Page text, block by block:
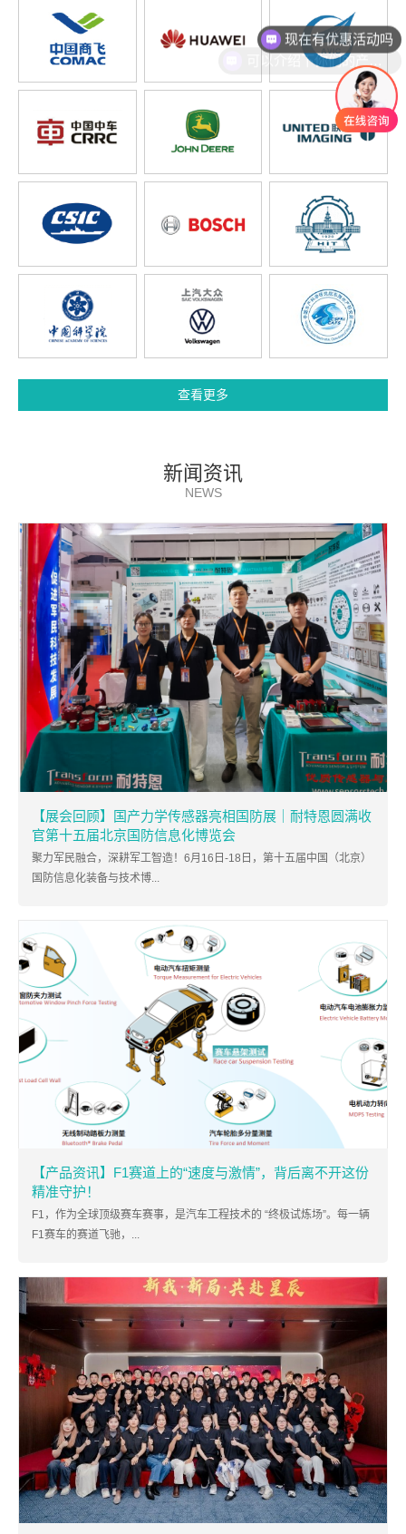
查看更多
新闻资讯
NEWS
【展会回顾】国产力学传感器亮相国防展｜耐特恩圆满收
官第十五届北京国防信息化博览会
聚力军民融合，深耕军工智造！6月16日-18日，第十五届中国（北京）
国防信息化装备与技术博...
【产品资讯】F1赛道上的“速度与激情”，背后离不开这份
精准守护！
F1，作为全球顶级赛车赛事，是汽车工程技术的 “终极试炼场”。每一辆
F1赛车的赛道飞驰，...
可以介绍下你们的产品么
现在有优惠活动吗